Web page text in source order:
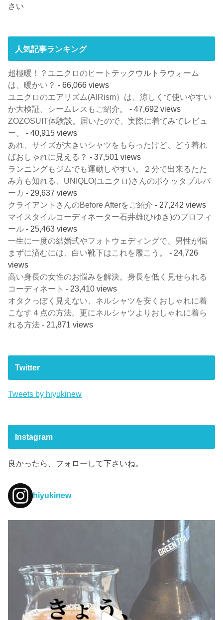
さい
人気記事ランキング
超極暖！？ユニクロのヒートテックウルトラウォーム
は、暖かい？ - 66,066 views
ユニクロのエアリズム(AIRism）は、涼しくて使いやすい
か大検証。シームレスもご紹介。
- 47,692 views
ZOZOSUIT体験談。届いたので、実際に着てみてレビュ
ー。
- 40,915 views
あれ、サイズが大きいシャツをもらったけど、どう着れ
ばおしゃれに見える？ - 37,501 views
ランニングもジムでも運動しやすい。２分で出来るたた
み方も知れる、UNIQLO(ユニクロ)さんのポケッタブルパ
ーカ - 29,637 views
クライアントさんのBefore Afterをご紹介 - 27,242 views
マイスタイルコーディネーター石井雄(ひゆき)のプロフィ
ール - 25,463 views
一生に一度の結婚式やフォトウェディングで、男性が悩
まずに済むには、白い靴下はこれを履こう。
- 24,726
views
高い身長の女性のお悩みを解決。身長を低く見せられる
コーディネート - 23,410 views
オタクっぽく見えない、ネルシャツを安くおしゃれに着
こなす４点の方法。更にネルシャツよりおしゃれに着ら
れる方法 - 21,871 views
Twitter
Tweets by hiyukinew
Instagram
良かったら、フォローして下さいね。
hiyukinew